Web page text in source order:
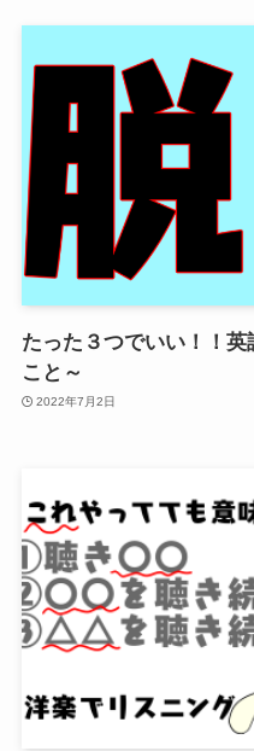
たった３つでいい！！
こと～
2022年7月2日